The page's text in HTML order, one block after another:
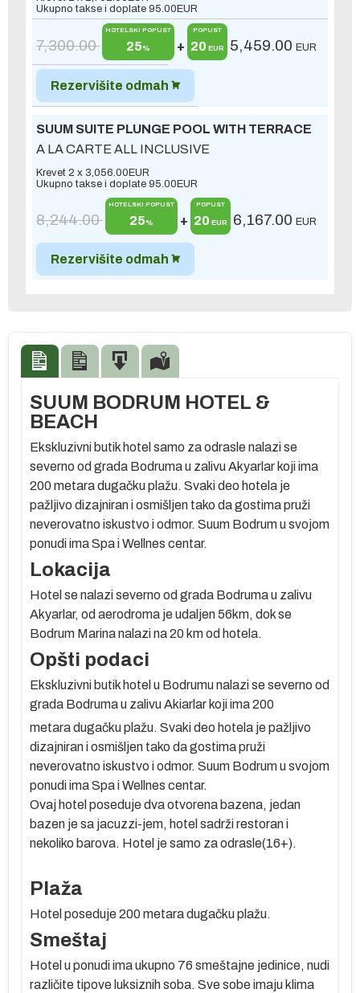
Ukupno takse i doplate 95.00EUR
7,300.00
HOTELSKI POPUST
25% +
POPUST
20 EUR 5,459.00 EUR
Rezervišite odmah
SUUM SUITE PLUNGE POOL WITH TERRACE
A LA CARTE ALL INCLUSIVE
Krevet 2 x 3,056.00EUR
Ukupno takse i doplate 95.00EUR
8,244.00
HOTELSKI POPUST
25% +
POPUST
20 EUR 6,167.00 EUR
Rezervišite odmah
SUUM BODRUM HOTEL &
BEACH
Ekskluzivni butik hotel samo za odrasle nalazi se
severno od grada Bodruma u zalivu Akyarlar koji ima
200 metaradugačku plažu. Svaki deo hotela je
pažljivo dizajniran i osmišljen tako da gostima pruži
neverovatno iskustvo i odmor. Suum Bodrum u svojom
ponudi ima Spa i Wellnes centar.
Lokacija
Hotel se nalazi severno od grada Bodruma u zalivu
Akyarlar, od aerodroma je udaljen 56km, dok se
Bodrum Marina nalazi na 20 km od hotela.
Opšti podaci
Ekskluzivni butik hotel u Bodrumu nalazi se severno od
grada Bodruma u zalivu Akiarlar koji ima 200
metaradugačku plažu. Svaki deo hotela je pažljivo
dizajniran i osmišljen tako da gostima pruži
neverovatno iskustvo i odmor. Suum Bodrum u svojom
ponudi ima Spa i Wellnes centar.
Ovaj hotel poseduje dva otvorena bazena, jedan
bazen je sa jacuzzi-jem, hotel sadrži restoran i
nekoliko barova. Hotel je samo za odrasle(16+).
Plaža
Hotel poseduje 200 metara dugačku plažu.
Smeštaj
Hotel u ponudi ima ukupno 76 smeštajne jedinice, nudi
različite tipove luksiznih soba. Sve sobe imaju klima